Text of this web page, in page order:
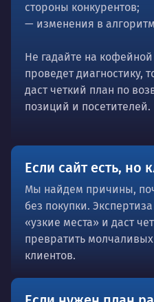
стороны конкурентов;
— изменения в
Не гадайте на
проведет диагностику,
даст четкий план по
позиций и посетителей.
Если сайт есть, но
Мы найдем причины,
без покупки.
«узкие места» и даст
превратить
клиентов.